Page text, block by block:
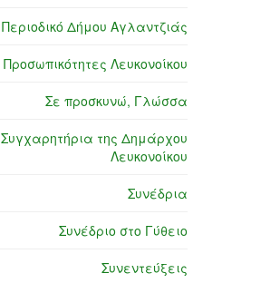
Περιοδικό Δήμου Αγλαντζιάς
Προσωπικότητες Λευκονοίκου
Σε προσκυνώ, Γλώσσα
Συγχαρητήρια της Δημάρχου
Λευκονοίκου
Συνέδρια
Συνέδριο στο Γύθειο
Συνεντεύξεις